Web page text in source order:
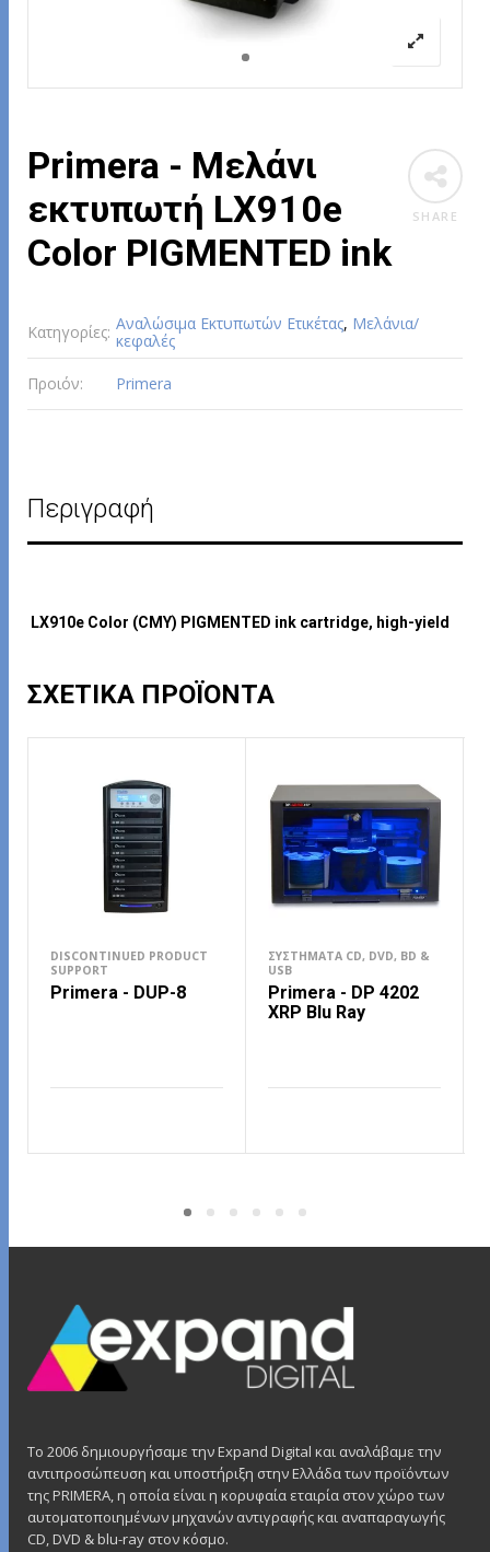
SHARE
Primera - Μελάνι
εκτυπωτή LX910e
Color PIGMENTED ink
Κατηγορίες: Αναλώσιμα Εκτυπωτών Ετικέτας, Μελάνια/
κεφαλές
Προιόν: Primera
Περιγραφή
LX910e Color (CMY) PIGMENTED ink cartridge, high-yield
ΣΧΕΤΙΚΆ ΠΡΟΪΌΝΤΑ
DISCONTINUED PRODUCT
SUPPORT
Primera - DUP-8
ΣΥΣΤΉΜΑΤΑ CD, DVD, BD &
USB
Primera - DP 4202
XRP Blu Ray
Το 2006 δημιουργήσαμε την Expand Digital και αναλάβαμε την
αντιπροσώπευση και υποστήριξη στην Ελλάδα των προϊόντων
της PRIMERA, η οποία είναι η κορυφαία εταιρία στον χώρο των
αυτοματοποιημένων μηχανών αντιγραφής και αναπαραγωγής
CD, DVD & blu-ray στον κόσμο.